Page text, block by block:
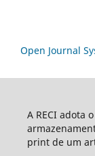
Open Journal
A RECI adota
print de um